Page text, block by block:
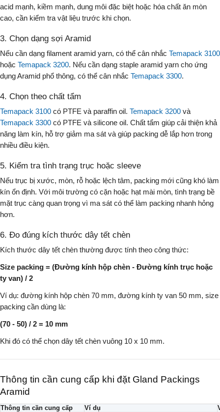
acid mạnh, kiềm mạnh, dung môi đặc biệt hoặc hóa chất ăn mòn
cao, cần kiểm tra vật liệu trước khi chọn.
3. Chọn dạng sợi Aramid
Nếu cần dạng filament aramid yarn, có thể cân nhắc Temapack 3100
hoặc Temapack 3200. Nếu cần dạng staple aramid yarn cho ứng
dụng Aramid phổ thông, có thể cân nhắc Temapack 3300.
4. Chọn theo chất tẩm
Temapack 3100 có PTFE và paraffin oil. Temapack 3200 và
Temapack 3300 có PTFE và silicone oil. Chất tẩm giúp cải thiện khả
năng làm kín, hỗ trợ giảm ma sát và giúp packing dễ lắp hơn trong
nhiều điều kiện.
5. Kiểm tra tình trạng trục hoặc sleeve
Nếu trục bị xước, mòn, rỗ hoặc lệch tâm, packing mới cũng khó làm
kín ổn định. Với môi trường có cặn hoặc hạt mài mòn, tình trạng bề
mặt trục càng quan trọng vì ma sát có thể làm packing nhanh hỏng
hơn.
6. Đo đúng kích thước dây tết chèn
Kích thước dây tết chèn thường được tính theo công thức:
Size packing = (Đường kính hộp chèn - Đường kính trục hoặc
ty van) / 2
Ví dụ: đường kính hộp chèn 70 mm, đường kính ty van 50 mm, size
packing cần dùng là:
(70 - 50) / 2 = 10 mm
Khi đó có thể chọn dây tết chèn vuông 10 x 10 mm.
Thông tin cần cung cấp khi đặt Gland Packings
Aramid
Thông tin cần cung cấp Ví dụ